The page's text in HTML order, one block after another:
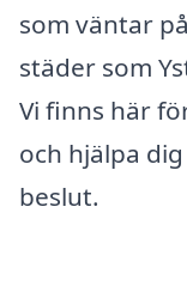
som väntar
städer som
Vi finns här
och hjälpa
beslut.